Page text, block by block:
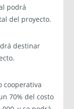
podrá
del proyecto.
destinar
cooperativa
70% del costo